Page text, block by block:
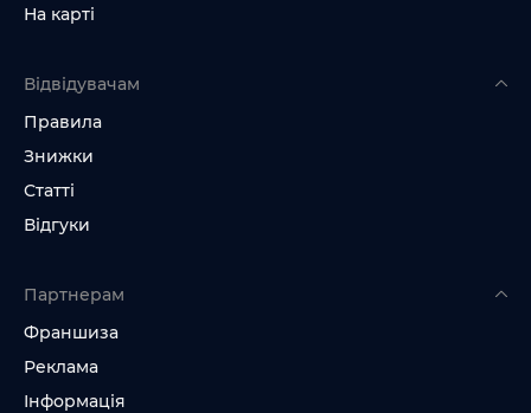
На карті
Відвідувачам
Правила
Знижки
Статті
Відгуки
Партнерам
Франшиза
Реклама
Інформація